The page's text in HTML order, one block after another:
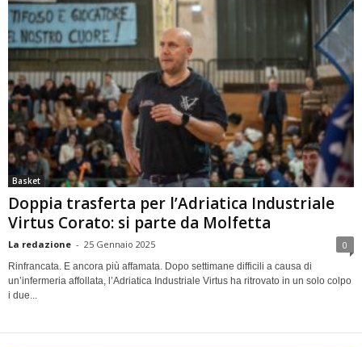
Basket
Doppia trasferta per l’Adriatica Industriale
Virtus Corato: si parte da Molfetta
La redazione - 25 Gennaio 2025 0
Rinfrancata. E ancora più affamata. Dopo settimane difficili a causa di
un’infermeria affollata, l’Adriatica Industriale Virtus ha ritrovato in un solo colpo
i due...